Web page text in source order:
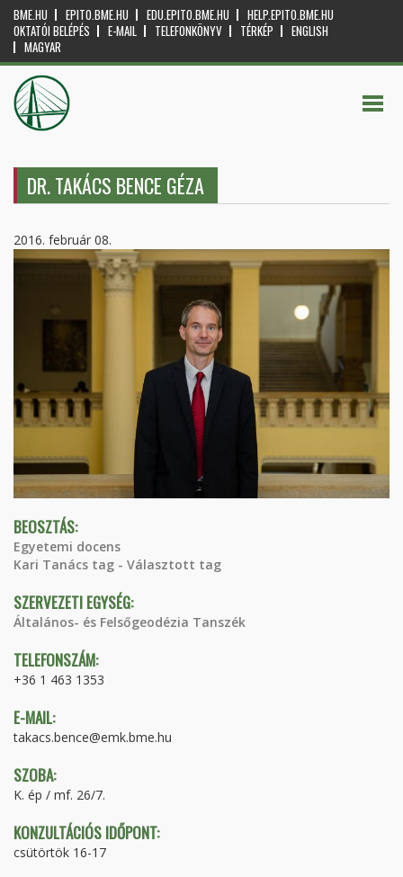
BME.HU EPITO.BME.HU EDU.EPITO.BME.HU
HELP.EPITO.BME.HU
OKTATÓI BELÉPÉS
E-MAIL TELEFONKÖNYV TÉRKÉP
ENGLISH
MAGYAR
DR. TAKÁCS BENCE GÉZA
2016. február 08.
BEOSZTÁS:
Egyetemi docens
Kari Tanács tag - Választott tag
SZERVEZETI EGYSÉG:
Általános- és Felsőgeodézia Tanszék
TELEFONSZÁM:
+36 1 463 1353
E-MAIL:
takacs.bence@emk.bme.hu
SZOBA:
K. ép / mf. 26/7.
KONZULTÁCIÓS IDŐPONT:
csütörtök 16-17